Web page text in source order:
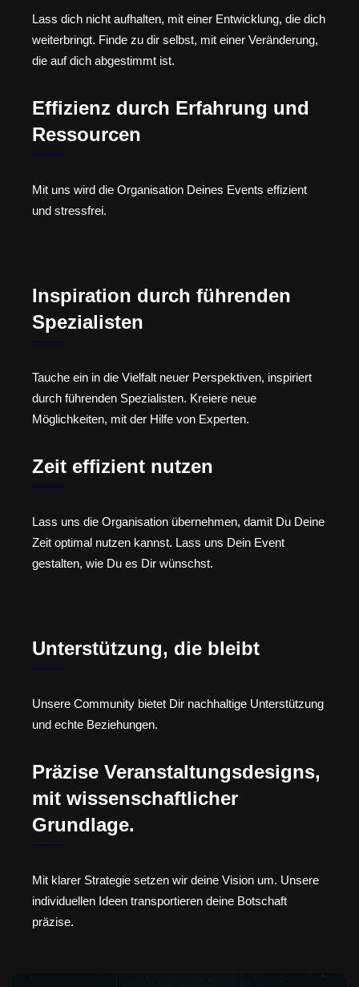
Lass dich nicht aufhalten, mit einer Entwicklung, die dich
weiterbringt. Finde zu dir selbst, mit einer Veränderung,
die auf dich abgestimmt ist.
Effizienz durch Erfahrung und
Ressourcen
Mit uns wird die Organisation Deines Events effizient
und stressfrei.
Inspiration durch führenden
Spezialisten
Tauche ein in die Vielfalt neuer Perspektiven, inspiriert
durch führenden Spezialisten. Kreiere neue
Möglichkeiten, mit der Hilfe von Experten.
Zeit effizient nutzen
Lass uns die Organisation übernehmen, damit Du Deine
Zeit optimal nutzen kannst. Lass uns Dein Event
gestalten, wie Du es Dir wünschst.
Unterstützung, die bleibt
Unsere Community bietet Dir nachhaltige Unterstützung
und echte Beziehungen.
Präzise Veranstaltungsdesigns,
mit wissenschaftlicher
Grundlage.
Mit klarer Strategie setzen wir deine Vision um. Unsere
individuellen Ideen transportieren deine Botschaft
präzise.